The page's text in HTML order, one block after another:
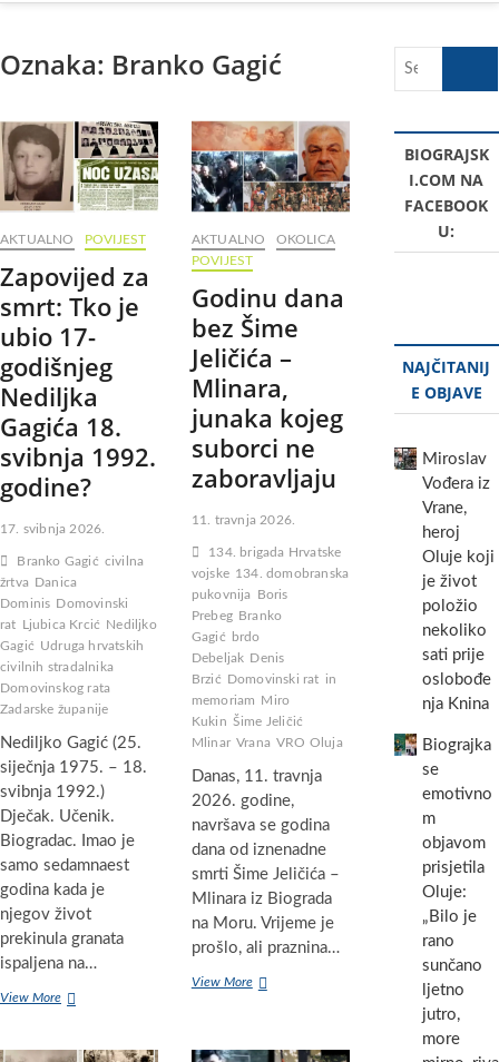
Oznaka: Branko Gagić
AKTUALNO POVIJEST
Zapovijed za
smrt: Tko je
ubio 17-
godišnjeg
Nediljka
Gagića 18.
svibnja 1992.
godine?
17. svibnja 2026.
Branko Gagić civilna
žrtva Danica
Dominis Domovinski
rat Ljubica Krcić Nediljko
Gagić Udruga hrvatskih
civilnih stradalnika
Domovinskog rata
Zadarske županije
Nediljko Gagić (25.
siječnja 1975. – 18.
svibnja 1992.)
Dječak. Učenik.
Biogradac. Imao je
samo sedamnaest
godina kada je
njegov život
prekinula granata
ispaljena na…
View MoreZapovijed
Tko
AKTUALNO
OKOLICA
POVIJEST
Godinu dana
bez Šime
Jeličića –
Mlinara,
junaka kojeg
suborci ne
zaboravljaju
11. travnja 2026.
134. brigada Hrvatske
vojske 134. domobranska
pukovnija
Boris
Prebeg Branko
Gagić
brdo
Debeljak Denis
Brzić Domovinski rat in
memoriam Miro
Kukin Šime Jeličić
Mlinar Vrana VRO Oluja
Danas, 11. travnja
2026. godine,
navršava se godina
dana od iznenadne
smrti Šime Jeličića –
Mlinara iz Biograda
na Moru. Vrijeme je
prošlo, ali praznina…
View MoreGodinu
BIOGRAJSK
I.COM NA
FACEBOOK
U:
NAJČITANIJ
E OBJAVE
Miroslav
Vođera iz
Vrane,
heroj
Oluje koji
je život
položio
nekoliko
sati prije
oslobođe
nja Knina
Biograjka
se
emotivno
m
objavom
prisjetila
Oluje:
„Bilo je
rano
sunčano
ljetno
jutro,
more